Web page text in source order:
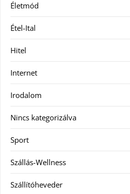
Életmód
Étel-Ital
Hitel
Internet
Irodalom
Nincs kategorizálva
Sport
Szállás-Wellness
Szállítóheveder